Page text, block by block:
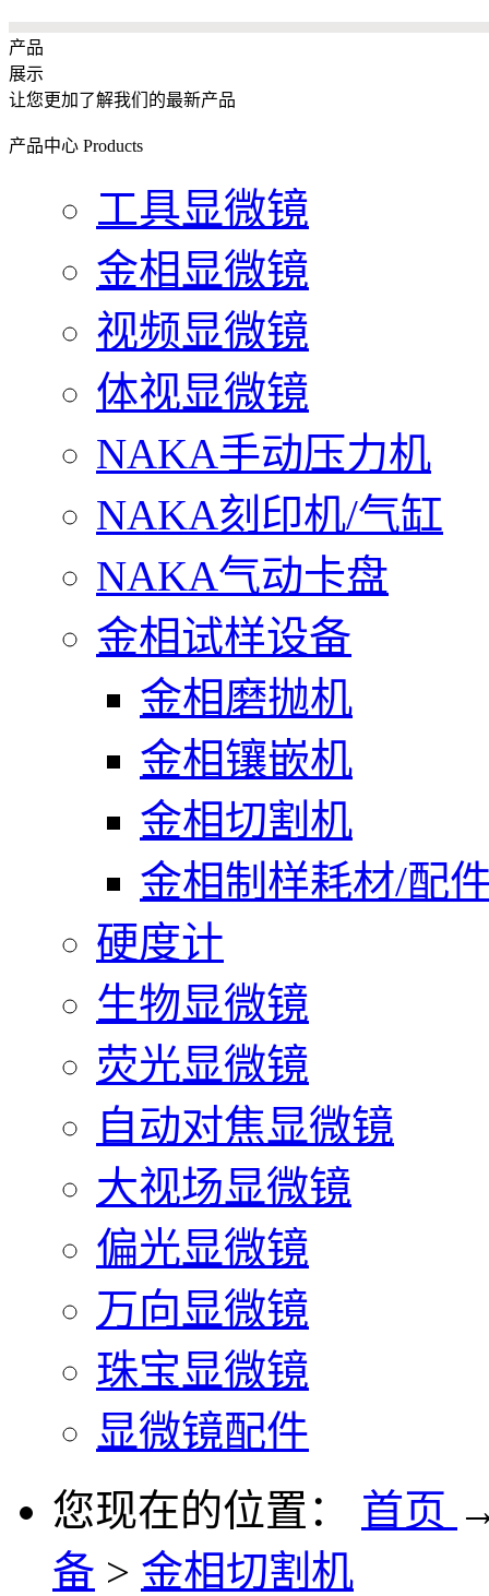
产品
展示
让您更加了解我们的最新产品
产品中心 Products
工具显微镜
金相显微镜
视频显微镜
体视显微镜
NAKA手动压力机
NAKA刻印机/气缸
NAKA气动卡盘
金相试样设备
金相磨抛机
金相镶嵌机
金相切割机
金相制样耗材/配
硬度计
生物显微镜
荧光显微镜
自动对焦显微镜
大视场显微镜
偏光显微镜
万向显微镜
珠宝显微镜
显微镜配件
您现在的位置：
首页
备 > 金相切割机